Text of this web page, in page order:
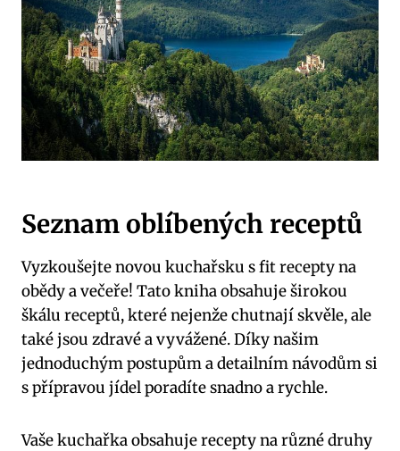
Seznam oblíbených receptů
Vyzkoušejte novou kuchařsku s fit recepty na
obědy a večeře! Tato kniha obsahuje širokou
škálu receptů, které nejenže chutnají skvěle, ale
také jsou zdravé a vyvážené. Díky našim
jednoduchým postupům a detailním návodům si
s přípravou jídel poradíte snadno a rychle.
Vaše kuchařka obsahuje recepty na různé druhy